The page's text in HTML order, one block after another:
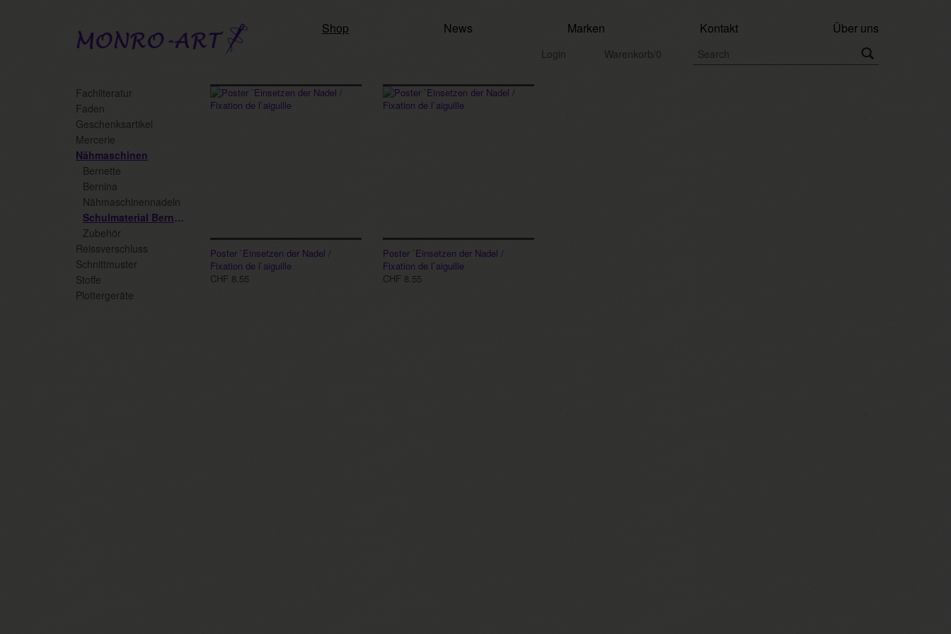
Shop News Marken Kontakt Über uns
Login Warenkorb/0
Fachliteratur
Faden
Geschenksartikel
Mercerie
Nähmaschinen
Bernette
Bernina
Nähmaschinennadeln
Schulmaterial Bernina
Zubehör
Reissverschluss
Schnittmuster
Stoffe
Plottergeräte
Schulmaterial
Bernina
Poster `Einsetzen der Nadel /
Fixation de l`aiguille
CHF 8.55
Poster `Einsetzen der Nadel /
Fixation de l`aiguille
CHF 8.55